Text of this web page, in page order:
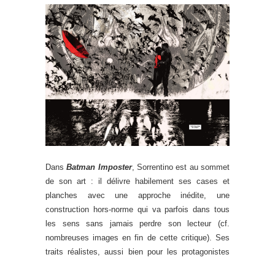
DansBatman Imposter, Sorrentino est au sommet
de son art : il délivre habilement ses cases et
planches avec une approche inédite, une
construction hors-norme qui va parfois dans tous
les sens sans jamais perdre son lecteur (cf.
nombreuses images en fin de cette critique). Ses
traits réalistes, aussi bien pour les protagonistes